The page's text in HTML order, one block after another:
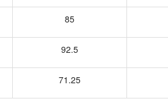
85
92.5
71.25